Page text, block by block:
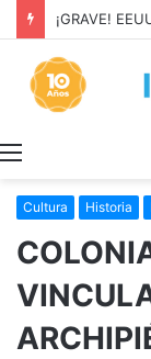
Cultura Historia